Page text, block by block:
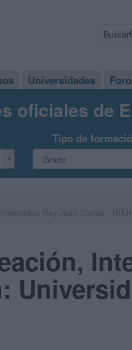
Buscar
Universidades
oficiales de
Tipo de